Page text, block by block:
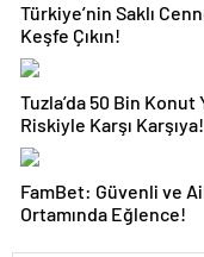
Türkiye’nin Saklı
Keşfe Çıkın!
Tuzla’da 50 Bin Konut
Riskiyle Karşı Karşıya!
FamBet: Güvenli ve
Ortamında Eğlence!